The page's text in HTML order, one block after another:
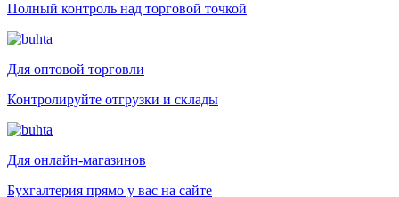
Полный контроль над торговой точкой
Для оптовой торговли
Контролируйте отгрузки и склады
Для онлайн-магазинов
Бухгалтерия прямо у вас на сайте